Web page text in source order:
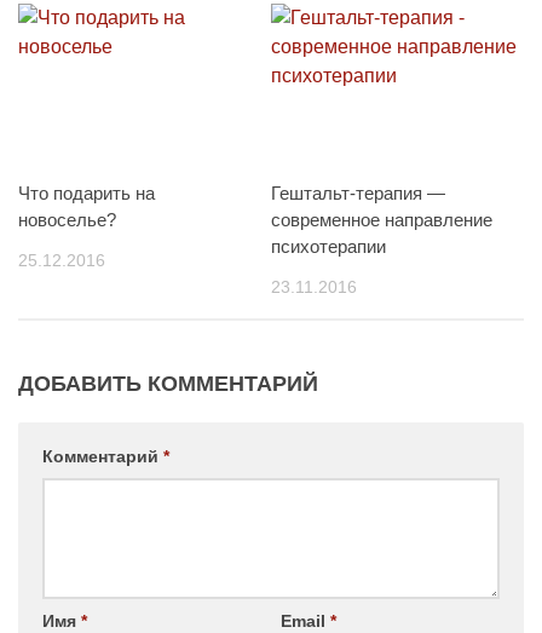
Что подарить на
новоселье?
25.12.2016
Гештальт-терапия —
современное направление
психотерапии
23.11.2016
ДОБАВИТЬ КОММЕНТАРИЙ
Комментарий *
Имя * Email *